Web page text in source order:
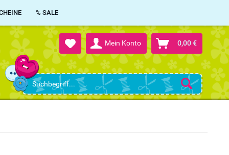
Mein Konto 0,00 €
% SALE